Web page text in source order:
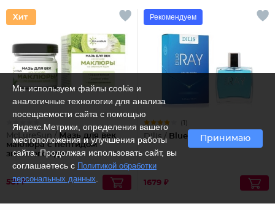
McLureSun / Мазь для век
маклюра с пептидом
змеиного яда
531 ₽
Рекомендуем
(1)
Dilis / Blue ray
1679 ₽
Мы используем файлы cookie и
аналогичные технологии для анализа
посещаемости сайта с помощью
Яндекс.Метрики, определения вашего
местоположения и улучшения работы
сайта. Продолжая использовать сайт, вы
соглашаетесь с Политикой обработки
персональных данных
Принимаю